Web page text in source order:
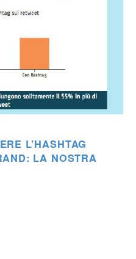
L’HASHTAG
LA NOSTRA